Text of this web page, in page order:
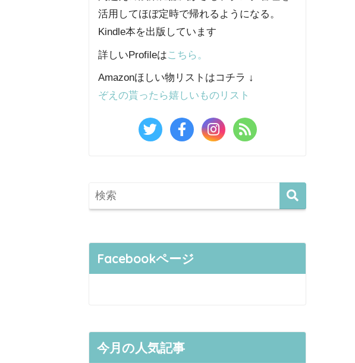
活用してほぼ定時で帰れるようになる。
Kindle本を出版しています
詳しいProfileはこちら。
Amazonほしい物リストはコチラ ↓
ぞえの貰ったら嬉しいものリスト
Facebookページ
今月の人気記事